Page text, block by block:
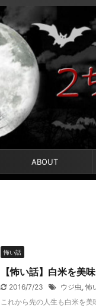
ABOUT
怖い話
【怖い話】白米を美
2016/7/23 ウジ虫 怖
これから先の人生も白米を美